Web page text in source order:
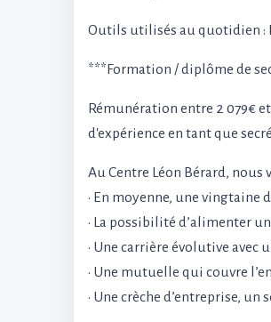
Outils utilisés au quotidien :
***Formation / diplôme de
Rémunération entre 2 079€
d'expérience en tant que
Au Centre Léon Bérard, nous
• En moyenne, une vingtaine
• La possibilité d’alimenter
• Une carrière évolutive avec
• Une mutuelle qui couvre
• Une crèche d’entreprise,